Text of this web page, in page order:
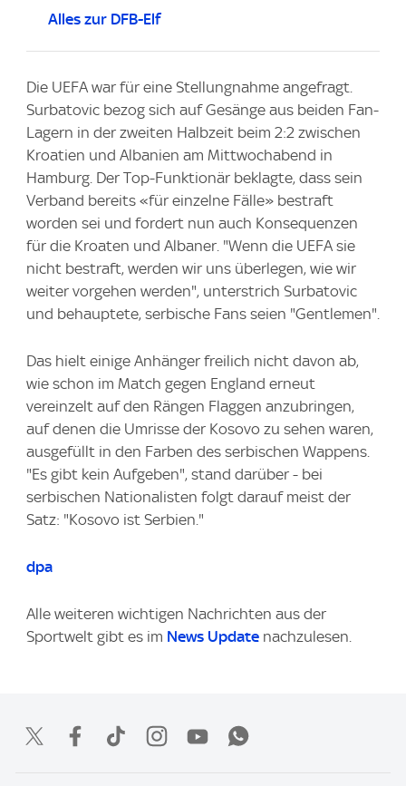
Alles zur DFB-Elf
Die UEFA war für eine Stellungnahme angefragt.
Surbatovic bezog sich auf Gesänge aus beiden Fan-
Lagern in der zweiten Halbzeit beim 2:2 zwischen
Kroatien und Albanien am Mittwochabend in
Hamburg. Der Top-Funktionär beklagte, dass sein
Verband bereits «für einzelne Fälle» bestraft
worden sei und fordert nun auch Konsequenzen
für die Kroaten und Albaner. "Wenn die UEFA sie
nicht bestraft, werden wir uns überlegen, wie wir
weiter vorgehen werden", unterstrich Surbatovic
und behauptete, serbische Fans seien "Gentlemen".
Das hielt einige Anhänger freilich nicht davon ab,
wie schon im Match gegen England erneut
vereinzelt auf den Rängen Flaggen anzubringen,
auf denen die Umrisse der Kosovo zu sehen waren,
ausgefüllt in den Farben des serbischen Wappens.
"Es gibt kein Aufgeben", stand darüber - bei
serbischen Nationalisten folgt darauf meist der
Satz: "Kosovo ist Serbien."
dpa
Alle weiteren wichtigen Nachrichten aus der
Sportwelt gibt es im News Update nachzulesen.